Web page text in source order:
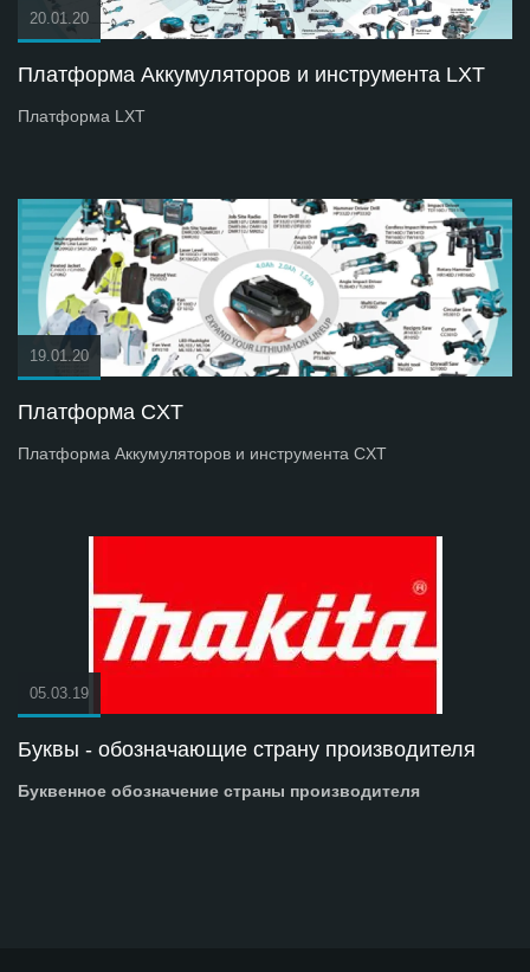
20.01.20
Платформа Аккумуляторов и инструмента LXT
Платформа LXT
19.01.20
Платформа СXT
Платформа Аккумуляторов и инструмента СXT
05.03.19
Буквы - обозначающие страну производителя
Буквенное обозначение страны производителя